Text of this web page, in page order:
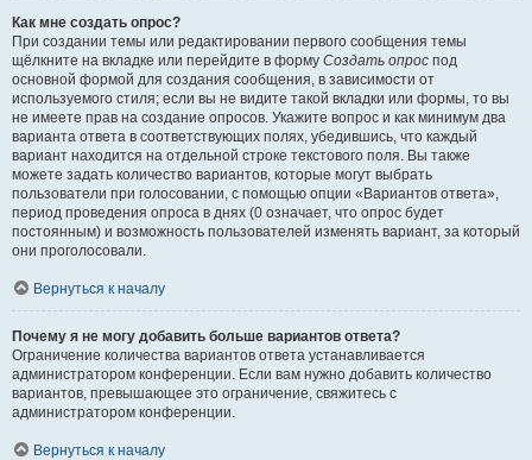
Как мне создать опрос?
При создании темы или редактировании первого сообщения темы
щёлкните на вкладке или перейдите в форму Создать опрос под
основной формой для создания сообщения, в зависимости от
используемого стиля; если вы не видите такой вкладки или формы, то вы
не имеете прав на создание опросов. Укажите вопрос и как минимум два
варианта ответа в соответствующих полях, убедившись, что каждый
вариант находится на отдельной строке текстового поля. Вы также
можете задать количество вариантов, которые могут выбрать
пользователи при голосовании, с помощью опции «Вариантов ответа»,
период проведения опроса в днях (0 означает, что опрос будет
постоянным) и возможность пользователей изменять вариант, за который
они проголосовали.
Вернуться к началу
Почему я не могу добавить больше вариантов ответа?
Ограничение количества вариантов ответа устанавливается
администратором конференции. Если вам нужно добавить количество
вариантов, превышающее это ограничение, свяжитесь с
администратором конференции.
Вернуться к началу